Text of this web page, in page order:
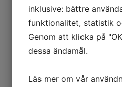
Förpackning
Lösvikt
Sortiment
Dragéer
inklusive: bättre
funktionalitet, statistik
Genom att klicka på
dessa ändamål.
Läs mer om vår